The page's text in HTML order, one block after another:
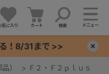
気に入り カート 検索 メニュー
！8/31まで >>
） > Ｆ２・Ｆ２ｐｌｕｓ